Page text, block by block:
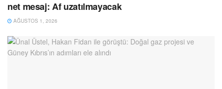
net mesaj: Af uzatılmayacak
AĞUSTOS 1, 2026